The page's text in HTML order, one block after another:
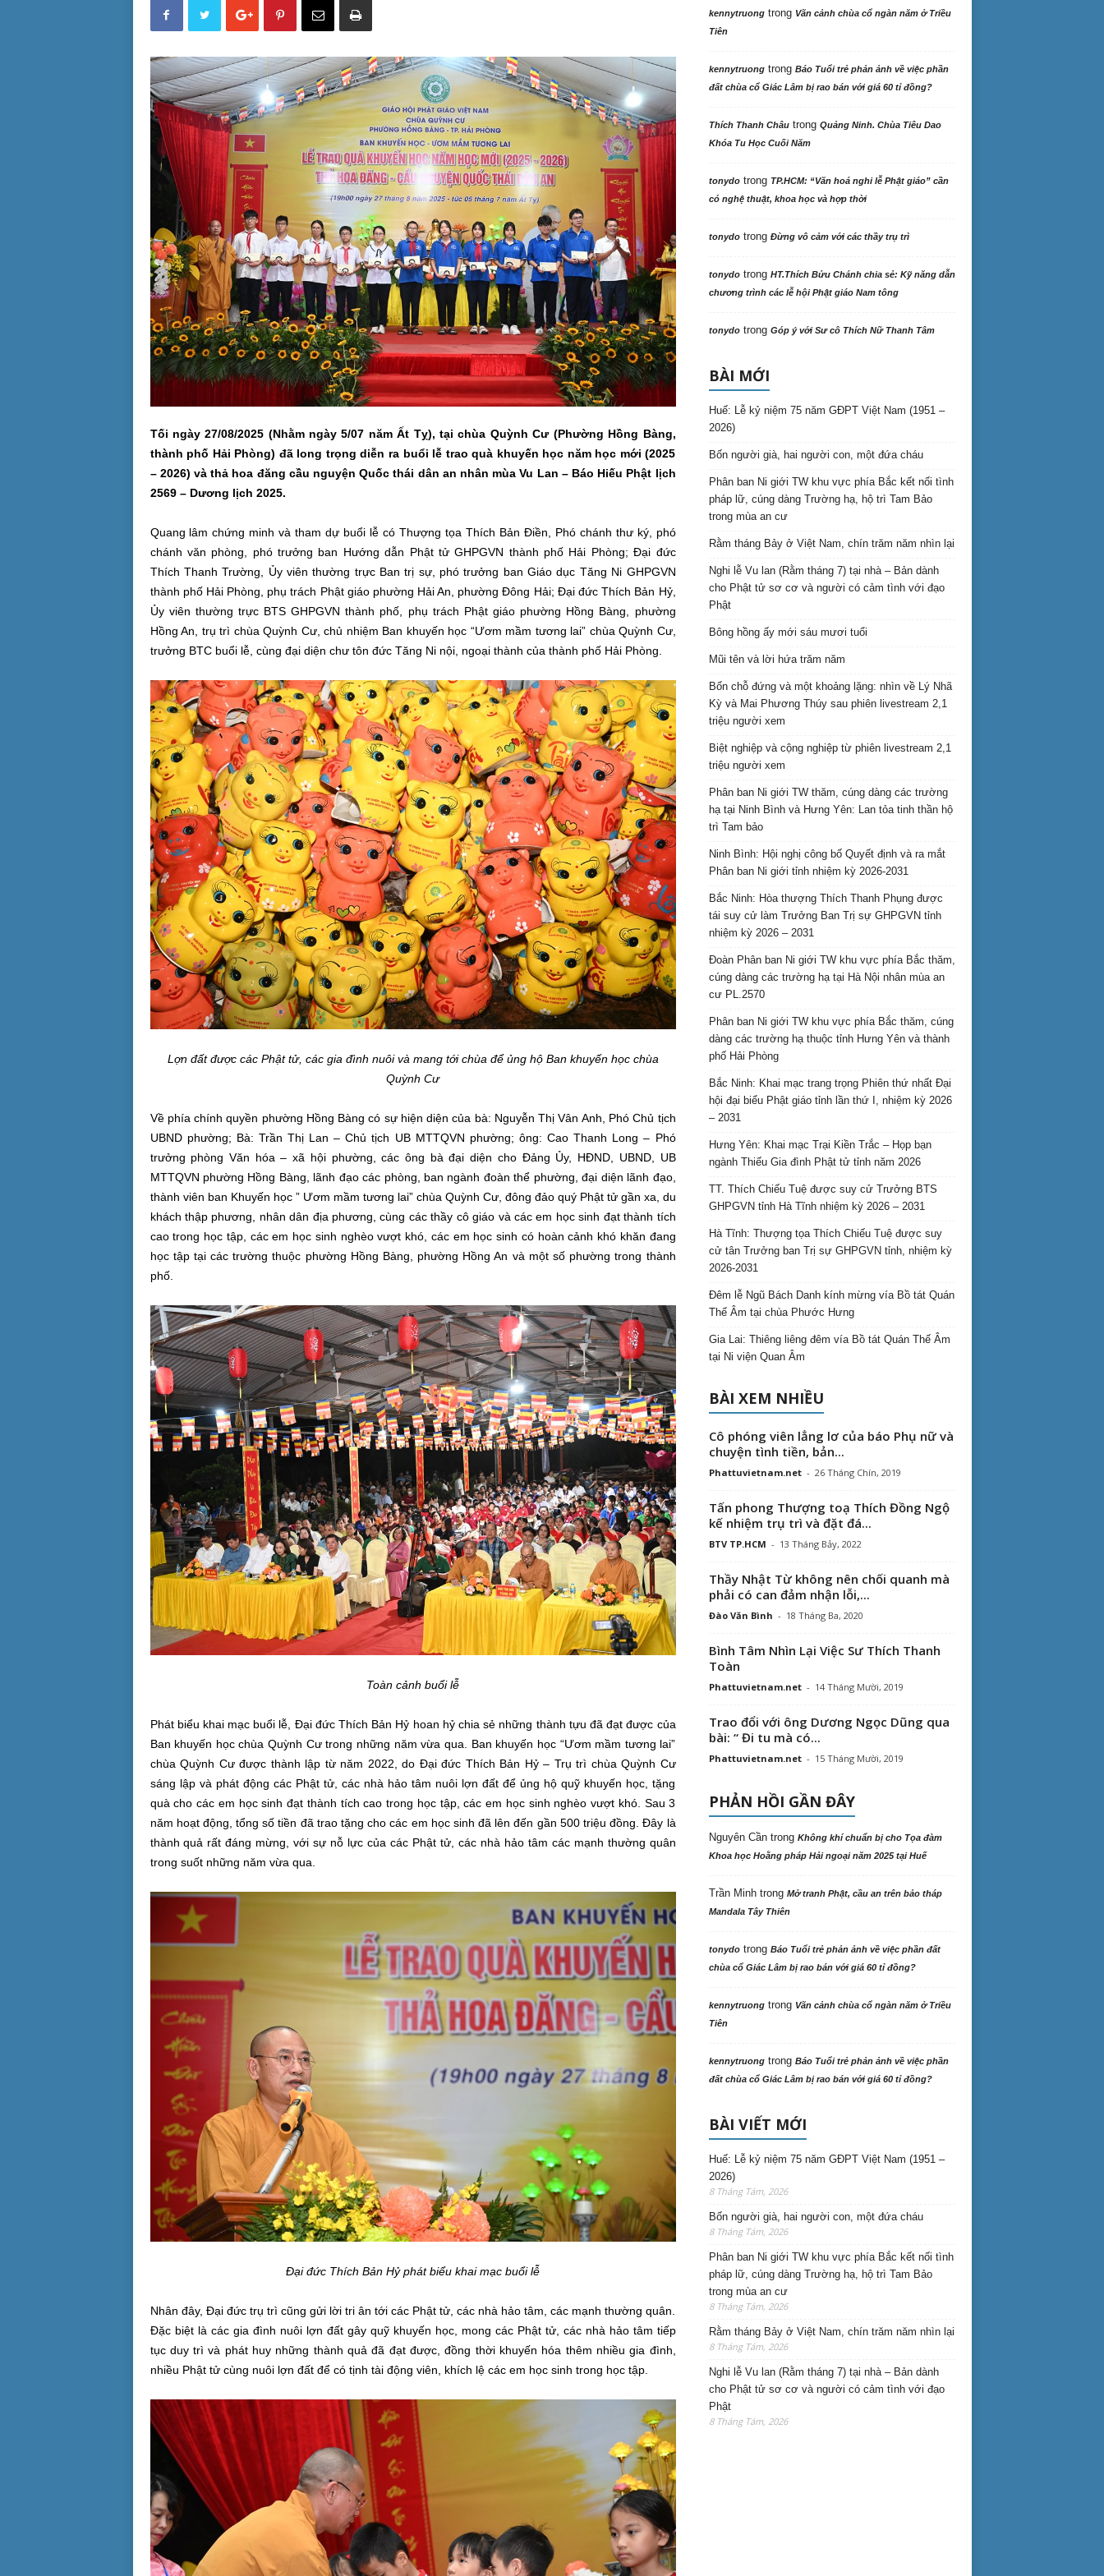
Tối ngày 27/08/2025 (Nhằm ngày 5/07 năm Ất Tỵ), tại chùa Quỳnh Cư (Phường Hồng Bàng,
thành phố Hải Phòng) đã long trọng diễn ra buổi lễ trao quà khuyến học năm học mới (2025
– 2026) và thả hoa đăng cầu nguyện Quốc thái dân an nhân mùa Vu Lan – Báo Hiếu Phật lịch
2569 – Dương lịch 2025.
Quang lâm chứng minh và tham dự buổi lễ có Thượng tọa Thích Bản Điền, Phó chánh thư ký, phó
chánh văn phòng, phó trưởng ban Hướng dẫn Phật tử GHPGVN thành phố Hải Phòng; Đại đức
Thích Thanh Trường, Ủy viên thường trực Ban trị sự, phó trưởng ban Giáo dục Tăng Ni GHPGVN
thành phố Hải Phòng, phụ trách Phật giáo phường Hải An, phường Đông Hải; Đại đức Thích Bản Hỷ,
Ủy viên thường trực BTS GHPGVN thành phố, phụ trách Phật giáo phường Hồng Bàng, phường
Hồng An, trụ trì chùa Quỳnh Cư, chủ nhiệm Ban khuyến học “Ươm mầm tương lai” chùa Quỳnh Cư,
trưởng BTC buổi lễ, cùng đại diện chư tôn đức Tăng Ni nội, ngoại thành của thành phố Hải Phòng.
Lợn đất được các Phật tử, các gia đình nuôi và mang tới chùa để ủng hộ Ban khuyến học chùa
Quỳnh Cư
Về phía chính quyền phường Hồng Bàng có sự hiện diện của bà: Nguyễn Thị Vân Anh, Phó Chủ tịch
UBND phường; Bà: Trần Thị Lan – Chủ tịch UB MTTQVN phường; ông: Cao Thanh Long – Phó
trưởng phòng Văn hóa – xã hội phường, các ông bà đại diện cho Đảng Ủy, HĐND, UBND, UB
MTTQVN phường Hồng Bàng, lãnh đạo các phòng, ban ngành đoàn thể phường, đại diện lãnh đạo,
thành viên ban Khuyến học ” Ươm mầm tương lai” chùa Quỳnh Cư, đông đảo quý Phật tử gần xa, du
khách thập phương, nhân dân địa phương, cùng các thầy cô giáo và các em học sinh đạt thành tích
cao trong học tập, các em học sinh nghèo vượt khó, các em học sinh có hoàn cảnh khó khăn đang
học tập tại các trường thuộc phường Hồng Bàng, phường Hồng An và một số phường trong thành
phố.
Toàn cảnh buổi lễ
Phát biểu khai mạc buổi lễ, Đại đức Thích Bản Hỷ hoan hỷ chia sẻ những thành tựu đã đạt được của
Ban khuyến học chùa Quỳnh Cư trong những năm vừa qua. Ban khuyến học “Ươm mầm tương lai”
chùa Quỳnh Cư được thành lập từ năm 2022, do Đại đức Thích Bản Hỷ – Trụ trì chùa Quỳnh Cư
sáng lập và phát động các Phật tử, các nhà hảo tâm nuôi lợn đất để ủng hộ quỹ khuyến học, tặng
quà cho các em học sinh đạt thành tích cao trong học tập, các em học sinh nghèo vượt khó. Sau 3
năm hoạt động, tổng số tiền đã trao tặng cho các em học sinh đã lên đến gần 500 triệu đồng. Đây là
thành quả rất đáng mừng, với sự nỗ lực của các Phật tử, các nhà hảo tâm các mạnh thường quân
trong suốt những năm vừa qua.
Đại đức Thích Bản Hỷ phát biểu khai mạc buổi lễ
Nhân đây, Đại đức trụ trì cũng gửi lời tri ân tới các Phật tử, các nhà hảo tâm, các mạnh thường quân.
Đặc biệt là các gia đình nuôi lợn đất gây quỹ khuyến học, mong các Phật tử, các nhà hảo tâm tiếp
tục duy trì và phát huy những thành quả đã đạt được, đồng thời khuyến hóa thêm nhiều gia đình,
nhiều Phật tử cùng nuôi lợn đất để có tịnh tài động viên, khích lệ các em học sinh trong học tập.
kennytruongtrong Vãn cảnh chùa cổ ngàn năm ở Triều
Tiên
kennytruongtrong Báo Tuổi trẻ phản ảnh về việc phần
đất chùa cổ Giác Lâm bị rao bán với giá 60 tỉ đồng?
Thích Thanh Châutrong Quảng Ninh. Chùa Tiêu Dao
Khóa Tu Học Cuối Năm
tonydotrong TP.HCM: “Văn hoá nghi lễ Phật giáo” cần
có nghệ thuật, khoa học và hợp thời
tonydotrong Đừng vô cảm với các thầy trụ trì
tonydotrong HT.Thích Bửu Chánh chia sẻ: Kỹ năng dẫn
chương trình các lễ hội Phật giáo Nam tông
tonydotrong Góp ý với Sư cô Thích Nữ Thanh Tâm
BÀI MỚI
Huế: Lễ kỷ niệm 75 năm GĐPT Việt Nam (1951 –
2026)
Bốn người già, hai người con, một đứa cháu
Phân ban Ni giới TW khu vực phía Bắc kết nối tình
pháp lữ, cúng dàng Trường hạ, hộ trì Tam Bảo
trong mùa an cư
Rằm tháng Bảy ở Việt Nam, chín trăm năm nhìn lại
Nghi lễ Vu lan (Rằm tháng 7) tại nhà – Bản dành
cho Phật tử sơ cơ và người có cảm tình với đạo
Phật
Bông hồng ấy mới sáu mươi tuổi
Mũi tên và lời hứa trăm năm
Bốn chỗ đứng và một khoảng lặng: nhìn về Lý Nhã
Kỳ và Mai Phương Thúy sau phiên livestream 2,1
triệu người xem
Biệt nghiệp và cộng nghiệp từ phiên livestream 2,1
triệu người xem
Phân ban Ni giới TW thăm, cúng dàng các trường
hạ tại Ninh Bình và Hưng Yên: Lan tỏa tinh thần hộ
trì Tam bảo
Ninh Bình: Hội nghị công bố Quyết định và ra mắt
Phân ban Ni giới tỉnh nhiệm kỳ 2026-2031
Bắc Ninh: Hòa thượng Thích Thanh Phụng được
tái suy cử làm Trưởng Ban Trị sự GHPGVN tỉnh
nhiệm kỳ 2026 – 2031
Đoàn Phân ban Ni giới TW khu vực phía Bắc thăm,
cúng dàng các trường hạ tại Hà Nội nhân mùa an
cư PL.2570
Phân ban Ni giới TW khu vực phía Bắc thăm, cúng
dàng các trường hạ thuộc tỉnh Hưng Yên và thành
phố Hải Phòng
Bắc Ninh: Khai mạc trang trọng Phiên thứ nhất Đại
hội đại biểu Phật giáo tỉnh lần thứ I, nhiệm kỳ 2026
– 2031
Hưng Yên: Khai mạc Trại Kiền Trắc – Họp bạn
ngành Thiếu Gia đình Phật tử tỉnh năm 2026
TT. Thích Chiếu Tuệ được suy cử Trưởng BTS
GHPGVN tỉnh Hà Tĩnh nhiệm kỳ 2026 – 2031
Hà Tĩnh: Thượng tọa Thích Chiếu Tuệ được suy
cử tân Trưởng ban Trị sự GHPGVN tỉnh, nhiệm kỳ
2026-2031
Đêm lễ Ngũ Bách Danh kính mừng vía Bồ tát Quán
Thế Âm tại chùa Phước Hưng
Gia Lai: Thiêng liêng đêm vía Bồ tát Quán Thế Âm
tại Ni viện Quan Âm
BÀI XEM NHIỀU
Cô phóng viên lẳng lơ của báo Phụ nữ và
chuyện tình tiền, bản...
Phattuvietnam.net - 26 Tháng Chín, 2019
Tấn phong Thượng toạ Thích Đồng Ngộ
kế nhiệm trụ trì và đặt đá...
BTV TP.HCM - 13 Tháng Bảy, 2022
Thầy Nhật Từ không nên chối quanh mà
phải có can đảm nhận lỗi,...
Đào Văn Bình - 18 Tháng Ba, 2020
Bình Tâm Nhìn Lại Việc Sư Thích Thanh
Toàn
Phattuvietnam.net - 14 Tháng Mười, 2019
Trao đổi với ông Dương Ngọc Dũng qua
bài: “ Đi tu mà có...
Phattuvietnam.net - 15 Tháng Mười, 2019
PHẢN HỒI GẦN ĐÂY
Nguyên Cầntrong Không khí chuẩn bị cho Tọa đàm
Khoa học Hoằng pháp Hải ngoại năm 2025 tại Huế
Trần Minhtrong Mở tranh Phật, cầu an trên bảo tháp
Mandala Tây Thiên
tonydotrong Báo Tuổi trẻ phản ảnh về việc phần đất
chùa cổ Giác Lâm bị rao bán với giá 60 tỉ đồng?
kennytruongtrong Vãn cảnh chùa cổ ngàn năm ở Triều
Tiên
kennytruongtrong Báo Tuổi trẻ phản ảnh về việc phần
đất chùa cổ Giác Lâm bị rao bán với giá 60 tỉ đồng?
BÀI VIẾT MỚI
Huế: Lễ kỷ niệm 75 năm GĐPT Việt Nam (1951 –
2026)
8 Tháng Tám, 2026
Bốn người già, hai người con, một đứa cháu
8 Tháng Tám, 2026
Phân ban Ni giới TW khu vực phía Bắc kết nối tình
pháp lữ, cúng dàng Trường hạ, hộ trì Tam Bảo
trong mùa an cư
8 Tháng Tám, 2026
Rằm tháng Bảy ở Việt Nam, chín trăm năm nhìn lại
8 Tháng Tám, 2026
Nghi lễ Vu lan (Rằm tháng 7) tại nhà – Bản dành
cho Phật tử sơ cơ và người có cảm tình với đạo
Phật
8 Tháng Tám, 2026